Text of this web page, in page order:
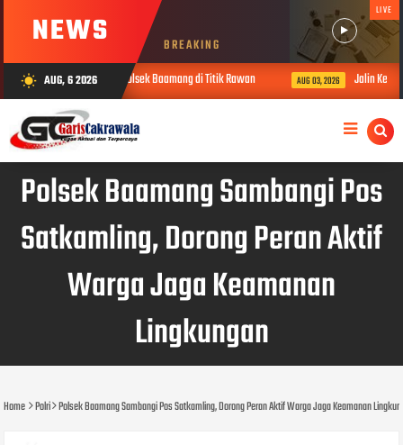
NEWS BREAKING
LIVE
wb_sunny AUG, 6 2026
Karhutla: Fokus Polsek Baamang di Titik Rawan AUG 03, 2026 Jalin Kedekatan
Polsek Baamang Sambangi Pos
Satkamling, Dorong Peran Aktif
Warga Jaga Keamanan
Lingkungan
Home Polri Polsek Baamang Sambangi Pos Satkamling, Dorong Peran Aktif Warga Jaga Keamanan